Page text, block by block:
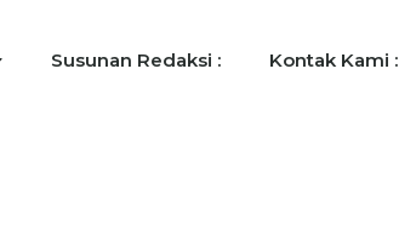
Susunan Redaksi : Kontak Kami :